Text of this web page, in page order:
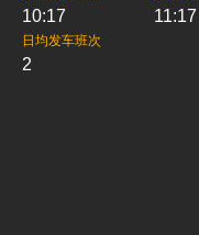
10:17 11:17
日均发车班次
2